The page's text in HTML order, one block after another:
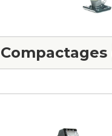
Compactages